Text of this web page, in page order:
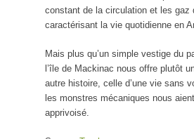
constant de la circulation et les gaz
caractérisant la vie quotidienne en
Mais plus qu’un simple vestige du
l’île de Mackinac nous offre plutôt
autre histoire, celle d’une vie sans
les monstres mécaniques nous
apprivoisé.